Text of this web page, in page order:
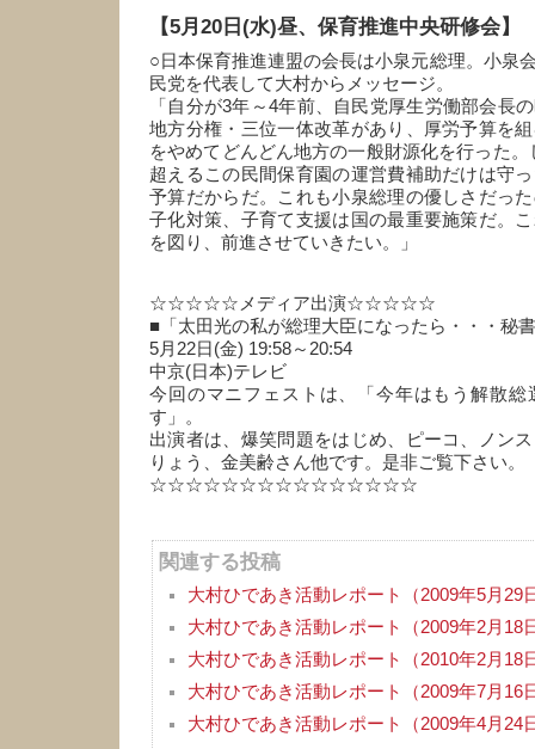
【5月20日(水)昼、保育推進中央研修会】
○日本保育推進連盟の会長は小泉元総理。小泉
民党を代表して大村からメッセージ。
「自分が3年～4年前、自民党厚生労働部会長
地方分権・三位一体改革があり、厚労予算を
をやめてどんどん地方の一般財源化を行った
超えるこの民間保育園の運営費補助だけは守
予算だからだ。これも小泉総理の優しさだっ
子化対策、子育て支援は国の最重要施策だ。
を図り、前進させていきたい。」
☆☆☆☆☆メディア出演☆☆☆☆☆
■「太田光の私が総理大臣になったら・・・秘
5月22日(金) 19:58～20:54
中京(日本)テレビ
今回のマニフェストは、「今年はもう解散総
す」。
出演者は、爆笑問題をはじめ、ピーコ、ノン
りょう、金美齢さん他です。是非ご覧下さい。
☆☆☆☆☆☆☆☆☆☆☆☆☆☆☆
関連する投稿
大村ひであき活動レポート（2009年5月29
大村ひであき活動レポート（2009年2月18
大村ひであき活動レポート（2010年2月18
大村ひであき活動レポート（2009年7月16
大村ひであき活動レポート（2009年4月24